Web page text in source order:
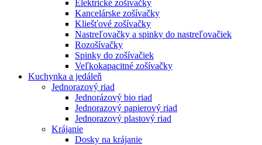
Elektrické zošívačky
Kancelárske zošívačky
Kliešťové zošívačky
Nastreľovačky a spinky do nastreľovačiek
Rozošívačky
Spinky do zošívačiek
Veľkokapacitné zošívačky
Kuchynka a jedáleň
Jednorazový riad
Jednorázový bio riad
Jednorazový papierový riad
Jednorazový plastový riad
Krájanie
Dosky na krájanie